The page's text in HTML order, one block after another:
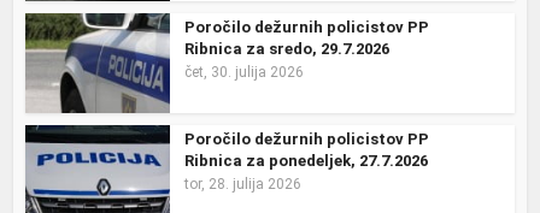
Poročilo dežurnih policistov PP
Ribnica za sredo, 29.7.2026
čet, 30. julija 2026
Poročilo dežurnih policistov PP
Ribnica za ponedeljek, 27.7.2026
tor, 28. julija 2026